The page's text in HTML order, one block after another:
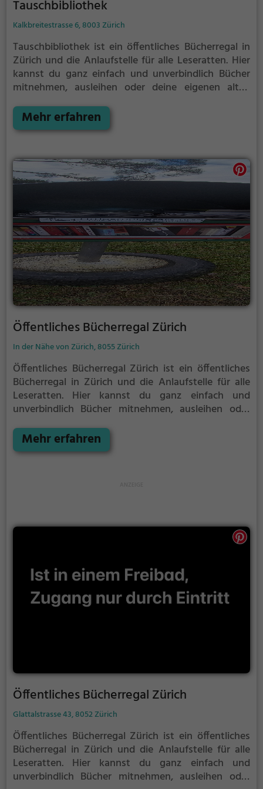
Tauschbibliothek
Kalkbreitestrasse 6, 8003 Zürich
Tauschbibliothek ist ein öffentliches Bücherregal in
Zürich und die Anlaufstelle für alle Leseratten. Hier
kannst du ganz einfach und unverbindlich Bücher
mitnehmen, ausleihen oder deine eigenen alten
gibt kein festes Sortiment, der Bestand wechselt
täglich.
Mehr erfahren
Öffentliches Bücherregal Zürich
In der Nähe von Zürich, 8055 Zürich
Öffentliches Bücherregal Zürich ist ein öffentliches
Bücherregal in Zürich und die Anlaufstelle für alle
Leseratten. Hier kannst du ganz einfach und
unverbindlich Bücher mitnehmen, ausleihen oder
Bücherregale leben - es gibt kein festes Sortiment,
der Bestand wechselt täglich.
Mehr erfahren
Öffentliches Bücherregal Zürich
Glattalstrasse 43, 8052 Zürich
Öffentliches Bücherregal Zürich ist ein öffentliches
Bücherregal in Zürich und die Anlaufstelle für alle
Leseratten. Hier kannst du ganz einfach und
unverbindlich Bücher mitnehmen, ausleihen oder